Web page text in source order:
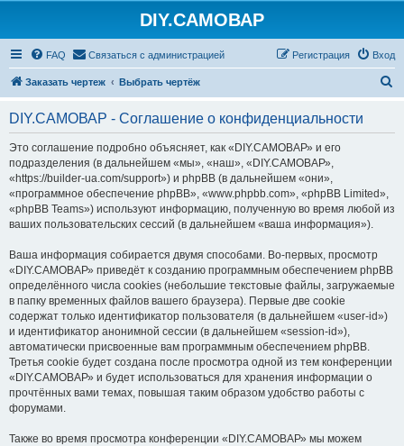
DIY.САМОВАР
FAQ Связаться с администрацией Вход
Регистрация
Заказать чертеж Выбрать чертёж
DIY.САМОВАР - Соглашение о конфиденциальности
Это соглашение подробно объясняет, как «DIY.САМОВАР» и его
подразделения (в дальнейшем «мы», «наш», «DIY.САМОВАР»,
«https://builder-ua.com/support») и phpBB (в дальнейшем «они»,
«программное обеспечение phpBB», «www.phpbb.com», «phpBB Limited»,
«phpBB Teams») используют информацию, полученную во время любой из
ваших пользовательских сессий (в дальнейшем «ваша информация»).
Ваша информация собирается двумя способами. Во-первых, просмотр
«DIY.САМОВАР» приведёт к созданию программным обеспечением phpBB
определённого числа cookies (небольшие текстовые файлы, загружаемые
в папку временных файлов вашего браузера). Первые две cookie
содержат только идентификатор пользователя (в дальнейшем «user-id»)
и идентификатор анонимной сессии (в дальнейшем «session-id»),
автоматически присвоенные вам программным обеспечением phpBB.
Третья cookie будет создана после просмотра одной из тем конференции
«DIY.САМОВАР» и будет использоваться для хранения информации о
прочтённых вами темах, повышая таким образом удобство работы с
форумами.
Также во время просмотра конференции «DIY.САМОВАР» мы можем